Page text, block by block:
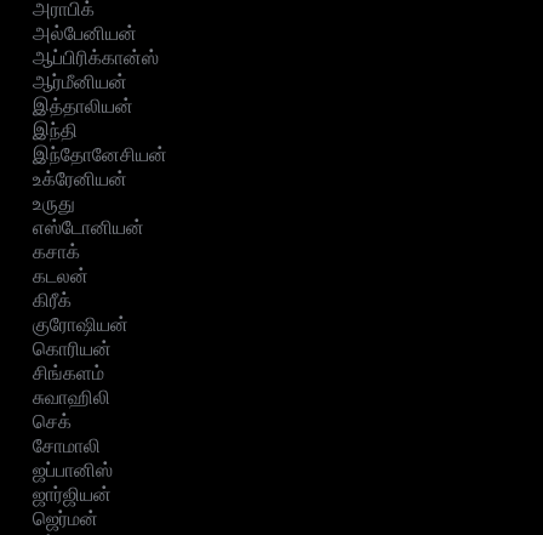
அராபிக்
அல்பேனியன்
ஆப்பிரிக்கான்ஸ்
ஆர்மீனியன்
இத்தாலியன்
இந்தி
இந்தோனேசியன்
உக்ரேனியன்
உருது
எஸ்டோனியன்
கசாக்
கடலன்
கிரீக்
குரோஷியன்
கொரியன்
சிங்களம்
சுவாஹிலி
செக்
சோமாலி
ஜப்பானிஸ்
ஜார்ஜியன்
ஜெர்மன்